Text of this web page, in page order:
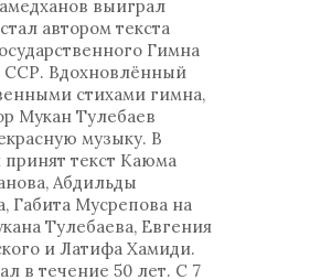
выиграл
автором текста
Гимна
ССР. Вдохновлённый
стихами гимна,
Мукан Тулебаев
музыку. В
принят текст Каюма
Абдильды
Габита Мусрепова на
Тулебаева, Евгения
и Латифа Хамиди.
в течение 50 лет. С 7